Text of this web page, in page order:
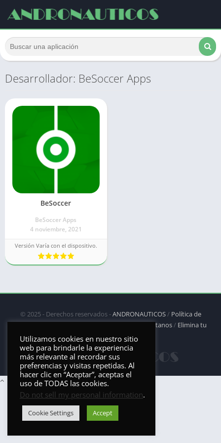
Desarrollador: BeSoccer Apps
BeSoccer
BeSoccer Apps
4 noviembre, 2021
Versión Varía con el dispositivo.
© 2025 - Derechos reservados -ANDRONAUTICOS/ Política de
privacidad/Política de Cookies/DMCA/Contáctanos/ Elimina tu
aplicación
Utilizamos cookies en nuestro sitio
web para brindarle la experiencia
más relevante al recordar sus
preferencias y visitas repetidas. Al
hacer clic en “Aceptar”, aceptas el
uso de TODAS las cookies.
Do not sell my personal information.
Cookie Settings Accept